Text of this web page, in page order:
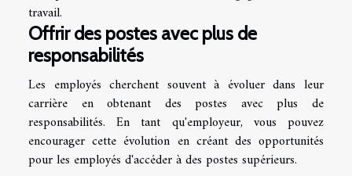
travail.
Offrir des postes avec plus de
responsabilités
Les employés cherchent souvent à évoluer dans leur
carrière en obtenant des postes avec plus de
responsabilités. En tant qu'employeur, vous pouvez
encourager cette évolution en créant des opportunités
pour les employés d'accéder à des postes supérieurs.